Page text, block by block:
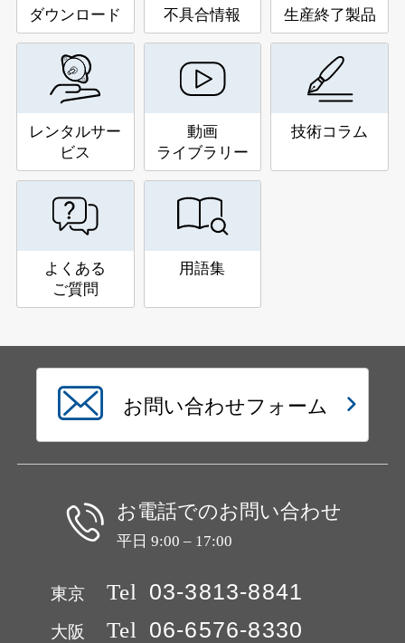
ダウンロード 不具合情報 生産終了製品
レンタルサー
ビス
動画
ライブラリー
技術コラム
よくある
ご質問
用語集
お問い合わせフォーム
お電話でのお問い合わせ
平日 9:00 – 17:00
東京 Tel 03-3813-8841
大阪 Tel 06-6576-8330